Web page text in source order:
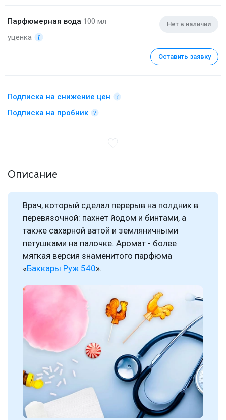
Парфюмерная вода 100 мл
уценка
Нет в наличии
Оставить заявку
Подписка на снижение цен
Подписка на пробник
Описание
Врач, который сделал перерыв на полдник в
перевязочной: пахнет йодом и бинтами, а
также сахарной ватой и земляничными
петушками на палочке. Аромат - более
мягкая версия знаменитого парфюма
«Баккары Руж 540».